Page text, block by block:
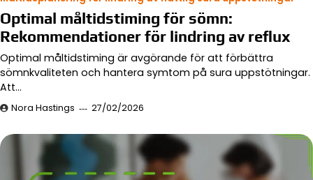
Optimal måltidstiming för sömn:
Rekommendationer för lindring av reflux
Optimal måltidstiming är avgörande för att förbättra
sömnkvaliteten och hantera symtom på sura uppstötningar.
Att…
Nora Hastings 27/02/2026